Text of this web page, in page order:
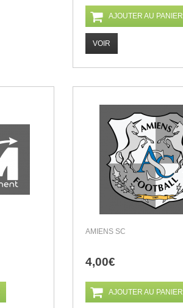
AJOUTER AU PANIER
VOIR
AMIENS SC
4,00€
AJOUTER AU PANIER